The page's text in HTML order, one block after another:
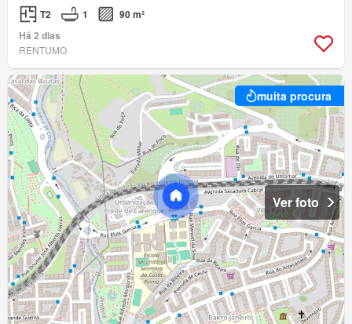
T2 1
90 m²
Há 2 dias
RENTUMO
muita procura
Ver foto